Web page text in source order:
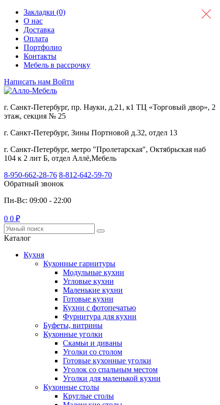
Закладки (0)
О нас
Доставка
Оплата
Портфолио
Контакты
Мебель в рассрочку
Написать нам Войти
г. Санкт-Петербург, пр. Науки, д.21, к1 ТЦ «Торговый двор», 2
этаж, секция № 25
г. Санкт-Петербург, Зины Портновой д.32, отдел 13
г. Санкт-Петербург, метро "Пролетарская", Октябрьская наб
104 к 2 лит Б, отдел Аллё,Мебель
8-950-662-28-76 8-812-642-59-70
Обратный звонок
Пн-Вс: 09:00 - 22:00
0 0 ₽
Каталог
Кухня
Кухонные гарнитуры
Модульные кухни
Угловые кухни
Маленькие кухни
Готовые кухни
Кухни с фотопечатью
Фурнитура для кухни
Буфеты, витрины
Кухонные уголки
Скамьи и диваны
Уголки со столом
Готовые кухонные уголки
Уголок со спальным местом
Уголки для маленькой кухни
Кухонные столы
Круглые столы